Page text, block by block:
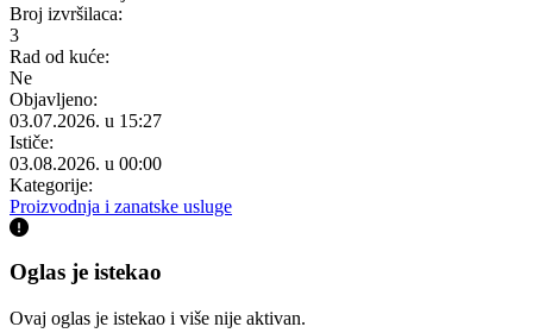
Broj izvršilaca:
3
Rad od kuće:
Ne
Objavljeno:
03.07.2026. u 15:27
Ističe:
03.08.2026. u 00:00
Kategorije:
Proizvodnja i zanatske usluge
Oglas je istekao
Ovaj oglas je istekao i više nije aktivan.